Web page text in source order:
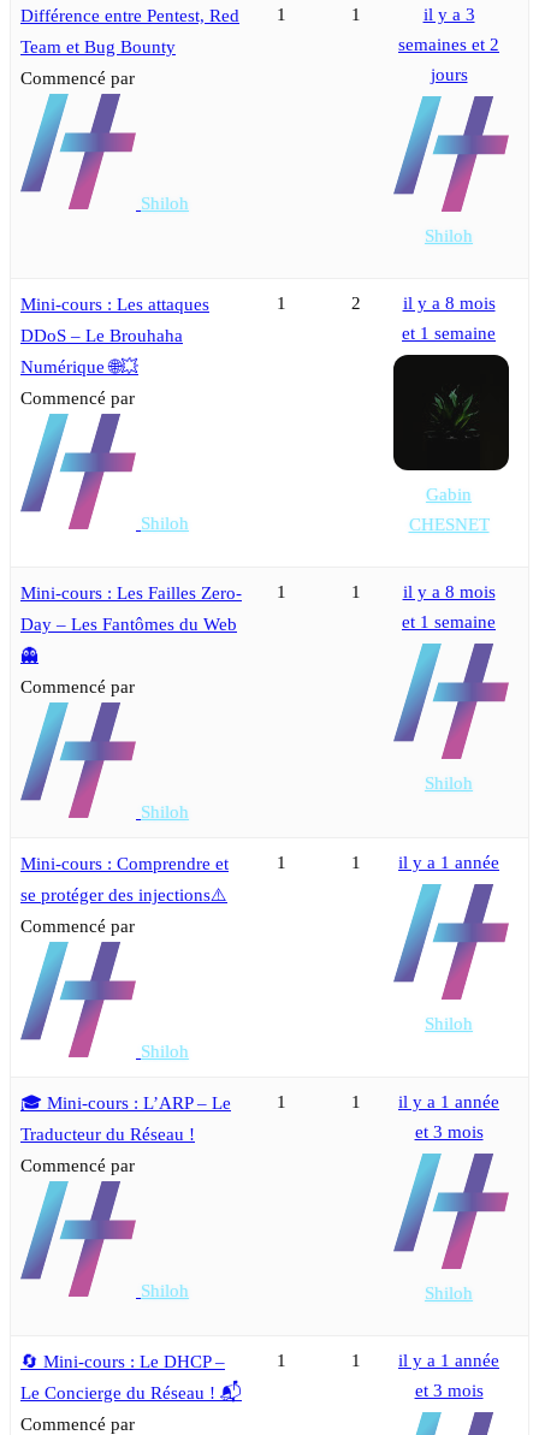
Différence entre Pentest, Red
Team et Bug Bounty
Commencé par
Shiloh
1 1
il y a 3
semaines et 2
jours
Shiloh
Mini-cours : Les attaques
DDoS – Le Brouhaha
Numérique 🌐💥
Commencé par
Shiloh
1 2
il y a 8 mois
et 1 semaine
Gabin
CHESNET
Mini‑cours : Les Failles Zero-
Day – Les Fantômes du Web
👻
Commencé par
Shiloh
1 1
il y a 8 mois
et 1 semaine
Shiloh
Mini‑cours : Comprendre et
se protéger des injections⚠️
Commencé par
Shiloh
1 1 il y a 1 année
Shiloh
🎓 Mini-cours : L’ARP – Le
Traducteur du Réseau !
Commencé par
Shiloh
1 1
il y a 1 année
et 3 mois
Shiloh
🔄 Mini-cours : Le DHCP –
Le Concierge du Réseau ! 📬
Commencé par
1 1
il y a 1 année
et 3 mois